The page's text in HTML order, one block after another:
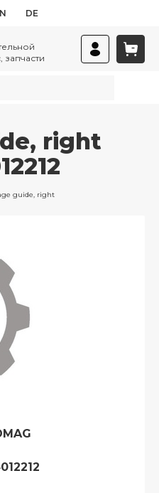
DE
запчасти
right
guide, right